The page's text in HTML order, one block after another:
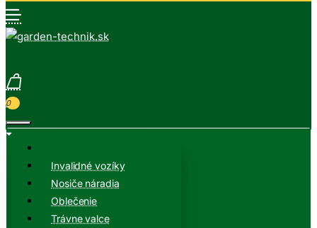
0
Invalidné vozíky
Nosiče náradia
Oblečenie
Trávne valce